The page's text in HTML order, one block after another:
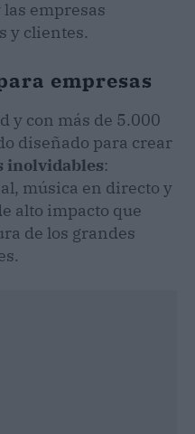
empresas
y clientes.
empresas
y con más de 5.000
diseñado para crear
inolvidables:
música en directo y
alto impacto que
de los grandes